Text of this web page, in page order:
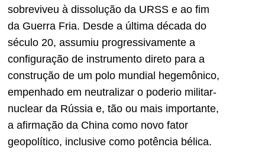
sobreviveu à dissolução da URSS e ao fim
da Guerra Fria. Desde a última década do
século 20, assumiu progressivamente a
configuração de instrumento direto para a
construção de um polo mundial hegemônico,
empenhado em neutralizar o poderio militar-
nuclear da Rússia e, tão ou mais importante,
a afirmação da China como novo fator
geopolítico, inclusive como potência bélica.